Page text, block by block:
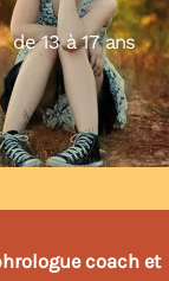
jusqu'à 12 ans
coach et